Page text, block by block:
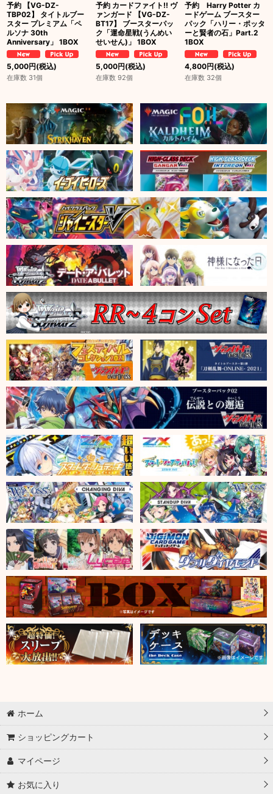
予約 【VG-DZ-
TBP02】 タイトルブー
スター プレミアム「ペ
ルソナ 30th
Anniversary」 1BOX
5,000円(税込)
在庫数 31個
予約 カードファイト!! ヴ
ァンガード 【VG-DZ-
BT17】 ブースターパッ
ク「運命星戦(うんめい
せいせん)」 1BOX
5,000円(税込)
在庫数 92個
予約 Harry Potter カ
ードゲーム ブースター
パック「ハリー・ポッタ
ーと賢者の石」Part.2
1BOX
4,800円(税込)
在庫数 32個
ホーム
ショッピングカート
マイページ
お気に入り